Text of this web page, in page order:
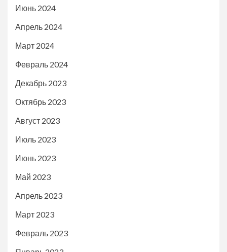
Июнь 2024
Апрель 2024
Март 2024
Февраль 2024
Декабрь 2023
Октябрь 2023
Август 2023
Июль 2023
Июнь 2023
Май 2023
Апрель 2023
Март 2023
Февраль 2023